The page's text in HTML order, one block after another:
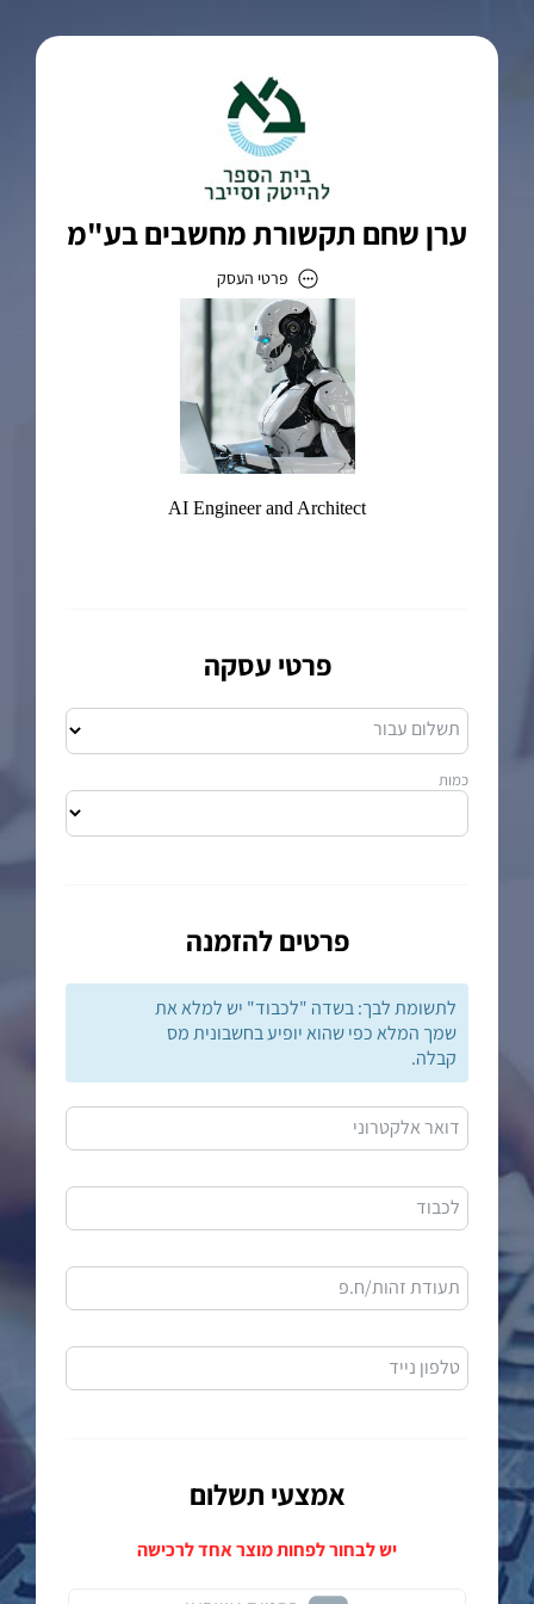
ערן שחם תקשורת מחשבים בע"מ
פרטי העסק
ערן שחם תקשורת מחשבים בע"מ
eran@business-class.co.il
פרטי עסקה
תשלום עבור
כמות
פרטים להזמנה
לתשומת לבך: בשדה "לכבוד" יש למלא את
שמך המלא כפי שהוא יופיע בחשבונית מס
קבלה.
דואר אלקטרוני
לכבוד
תעודת זהות/ח.פ
טלפון נייד
אמצעי תשלום
יש לבחור לפחות מוצר אחד לרכישה